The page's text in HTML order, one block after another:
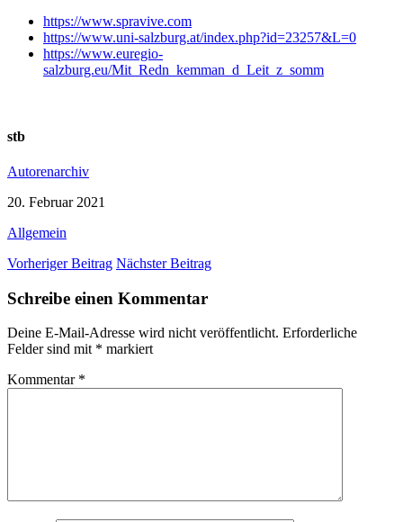
https://www.spravive.com
https://www.uni-salzburg.at/index.php?id=23257&L=0
https://www.euregio-
salzburg.eu/Mit_Redn_kemman_d_Leit_z_somm
stb
Autorenarchiv
20. Februar 2021
Allgemein
Vorheriger Beitrag Nächster Beitrag
Schreibe einen Kommentar
Deine E-Mail-Adresse wird nicht veröffentlicht. Erforderliche
Felder sind mit * markiert
Kommentar *